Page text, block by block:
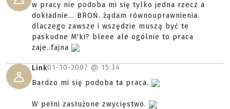
w pracy nie podoba mi się tylko jedna rzecz a
dokładnie... BROŃ. żądam równouprawnienia.
dlaczego zawsze i wszędzie muszą być te
paskudne M'ki? bleee ale ogólnie to praca
zaje..fajna
Link01-10-2007 @ 15:34
Bardzo mi się podoba ta praca.
W pełni zasłużone zwycięstwo.